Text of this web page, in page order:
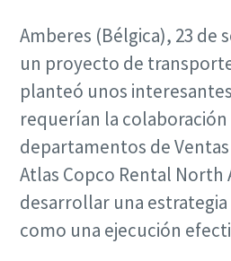
Amberes (Bélgica), 23 de
un proyecto de
planteó unos
requerían la colaboración
departamentos de
Atlas Copco Rental North
desarrollar una
como una ejecución